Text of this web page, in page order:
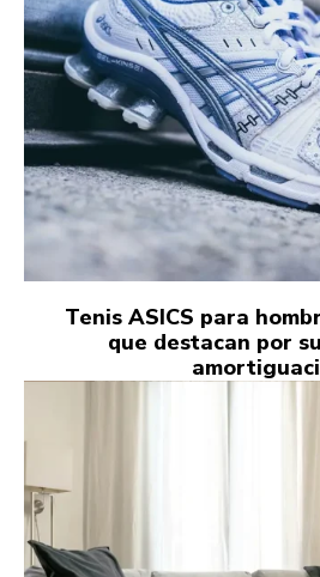
Tenis ASICS para
que destacan por